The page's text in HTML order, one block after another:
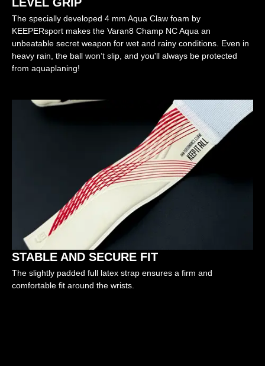
LEVEL GRIP
The specially developed 4 mm Aqua Claw foam by
KEEPERsport makes the Varan8 Champ NC Aqua an
unbeatable secret weapon for wet and rainy conditions. Even in
heavy rain, the ball won’t slip, and you'll always be protected
from aquaplaning!
STABLE AND SECURE FIT
The slightly padded full latex strap ensures a firm and
comfortable fit around the wrists.